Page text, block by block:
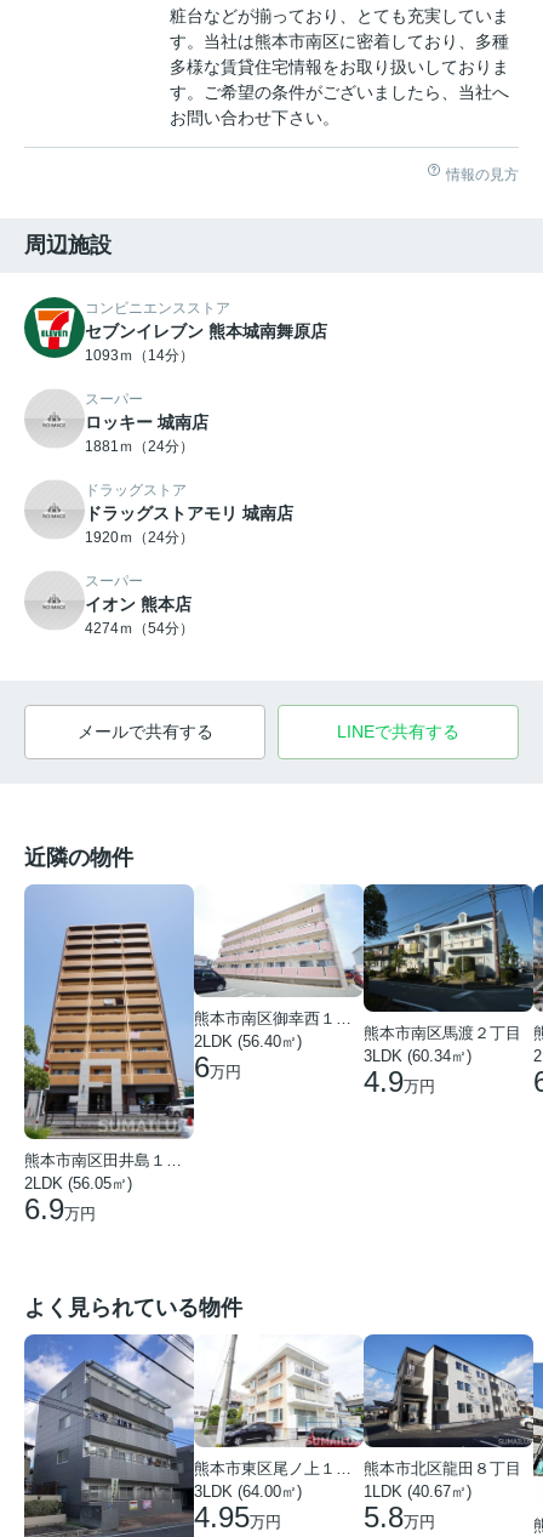
粧台などが揃っており、とても充実していま
す。当社は熊本市南区に密着しており、多種
多様な賃貸住宅情報をお取り扱いしておりま
す。ご希望の条件がございましたら、当社へ
お問い合わせ下さい。
情報の見方
周辺施設
コンビニエンスストア
セブンイレブン 熊本城南舞原店
1093ｍ（14分）
スーパー
ロッキー 城南店
1881ｍ（24分）
ドラッグストア
ドラッグストアモリ 城南店
1920ｍ（24分）
スーパー
イオン 熊本店
4274ｍ（54分）
メールで共有する LINEで共有する
近隣の物件
2LDK (56.05㎡)
6.9万円
熊本市南区御幸西１丁目
2LDK (56.40㎡)
6万円
熊本市南区馬渡２丁目
3LDK (60.34㎡)
4.9万円
よく見られている物件
3LDK (64.00㎡)
4.95万円
熊本市北区龍田８丁目
1LDK (40.67㎡)
5.8万円